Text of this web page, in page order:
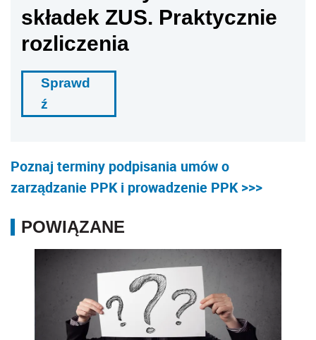
składek ZUS. Praktycznie
rozliczenia
Sprawd
ź
Poznaj terminy podpisania umów o
zarządzanie PPK i prowadzenie PPK >>>
POWIĄZANE